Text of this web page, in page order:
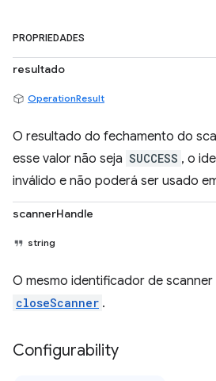
PROPRIEDADES
resultado
OperationResult
O resultado do fechamento do
esse valor não seja SUCCESS , o
inválido e não poderá ser usado
scannerHandle
string
O mesmo identificador de
closeScanner .
Configurability